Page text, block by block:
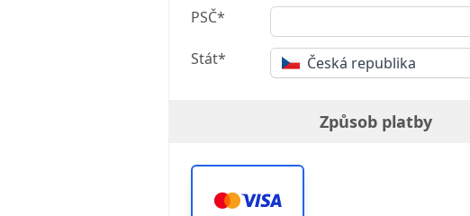
PSČ*
Stát* Česká republika
Způsob platby